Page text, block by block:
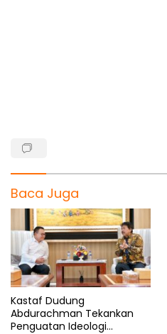
Baca Juga
Kastaf Dudung
Abdurachman Tekankan
Penguatan Ideologi